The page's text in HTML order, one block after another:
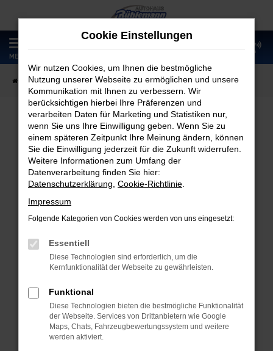
Zum
Hauptinhalt
springen
MENÜ
Startseite Fahrzeugangebote Fahrzeugmarkt
Fahrzeugmarkt
Fehler: Network Error
Beim Laden ist ein Fehler aufgetreten.
Hier sind ein paar Tipps, die dir helfen können:
Überprüfe deine Firewall und deine
Laden andere Webseiten, zum Beispiel
deine Suchmaschine?
Prüfe deine Browsererweiterungen.
Manche Erweiterungen, wie Werbeblocker,
Cookie Einstellungen
Wir nutzen Cookies, um Ihnen die bestmögliche
Nutzung unserer Webseite zu ermöglichen und unsere
Kommunikation mit Ihnen zu verbessern. Wir
berücksichtigen hierbei Ihre Präferenzen und
verarbeiten Daten für Marketing und Statistiken nur,
wenn Sie uns Ihre Einwilligung geben. Wenn Sie zu
einem späteren Zeitpunkt Ihre Meinung ändern, können
Sie die Einwilligung jederzeit für die Zukunft widerrufen.
Weitere Informationen zum Umfang der
Datenverarbeitung finden Sie hier:
Datenschutzerklärung Cookie-Richtlinie
Impressum
Folgende Kategorien von Cookies werden von uns eingesetzt:
Essentiell
Diese Technologien sind erforderlich, um die
Kernfunktionalität der Webseite zu gewährleisten.
Funktional
Diese Technologien bieten die bestmögliche Funktionalität
der Webseite. Services von Drittanbietern wie Google
Maps, Chats, Fahrzeugbewertungssystem und weitere
werden aktiviert.